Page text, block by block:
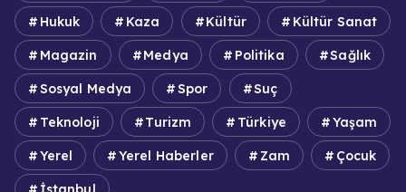
Hukuk Kaza Kültür Kültür Sanat
Magazin Medya Politika Sağlık
Sosyal Medya Spor Suç
Teknoloji Turizm Türkiye Yaşam
Yerel Yerel Haberler Zam Çocuk